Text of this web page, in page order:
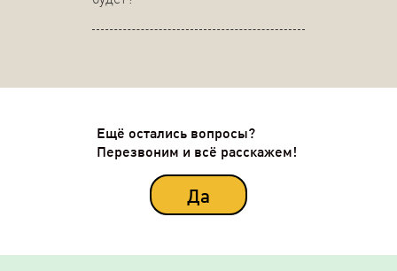
Ещё остались вопросы?
Перезвоним и всё расскажем!
Да